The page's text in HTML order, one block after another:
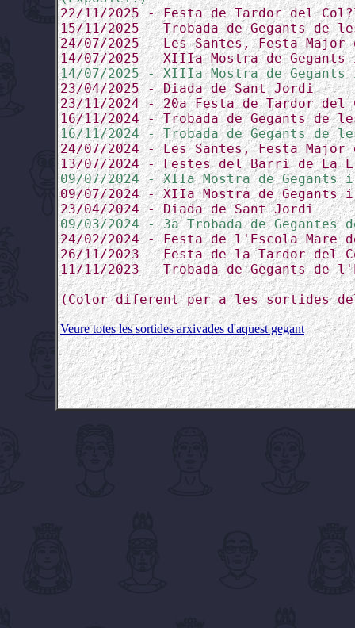
22/11/2025 - Festa de Tardor del
15/11/2025 - Trobada de Gegants de
24/07/2025 - Les Santes, Festa Major
14/07/2025 - XIIIa Mostra de
14/07/2025 - XIIIa Mostra de
23/04/2025 - Diada de Sant Jordi
23/11/2024 - 20a Festa de Tardor del
16/11/2024 - Trobada de Gegants de
16/11/2024 - Trobada de Gegants de
24/07/2024 - Les Santes, Festa Major
13/07/2024 - Festes del Barri de La
09/07/2024 - XIIa Mostra de Gegants
09/07/2024 - XIIa Mostra de Gegants
23/04/2024 - Diada de Sant Jordi
09/03/2024 - 3a Trobada de Gegantes
24/02/2024 - Festa de l'Escola Mare
26/11/2023 - Festa de la Tardor del
11/11/2023 - Trobada de Gegants de
(Color diferent per a les sortides
Veure totes les sortides arxivades d'aquest gegant